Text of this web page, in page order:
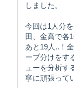
しました。
今回は1人分
田、金高で各
あと19人..！
ープ分けをす
ューを分析す
寧に頑張って